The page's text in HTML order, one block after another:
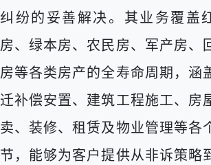
纠纷的妥善解决。其业务覆盖
房、绿本房、农民房、军产房、
房等各类房产的全寿命周期，涵
迁补偿安置、建筑工程施工、房
卖、装修、租赁及物业管理等各
节，能够为客户提供从非诉策略